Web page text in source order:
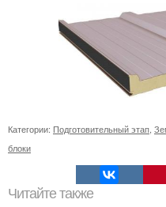
Категории: Подготовительный этап
блоки
Читайте также